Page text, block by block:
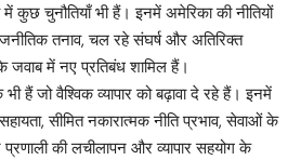
में कुछ चुनौतियाँ भी हैं। इनमें अमेरिका की नीतियों
तनाव, चल रहे संघर्ष और अतिरिक्त
जवाब में नए प्रतिबंध शामिल हैं।
हैं जो वैश्विक व्यापार को बढ़ावा दे रहे हैं। इनमें
सीमित नकारात्मक नीति प्रभाव, सेवाओं के
प्रणाली की लचीलापन और व्यापार सहयोग के